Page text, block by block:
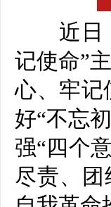
近日，
记使命”
心、牢记
好“不忘
强“四个
尽责、